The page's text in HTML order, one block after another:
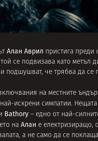
Алан Аврил пристига преди
се подвизава като метъл
подшушват, че трябва да
на местните
искрени симпатии.
Bathory – едно от най-
на Алан е електризиращо,
а не само да се